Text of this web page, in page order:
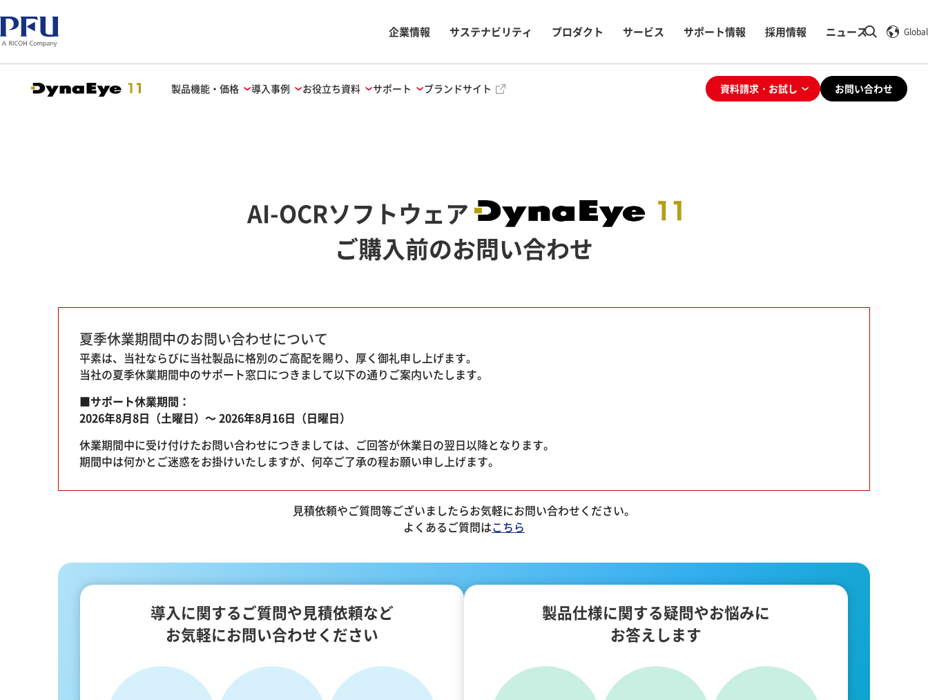
企業情報 サステナビリティ プロダクト サービス サポート情報 採用情報 ニュース Global
製品機能・価格 導入事例 お役立ち資料 サポート ブランドサイト 資料請求・お試し お問い合わせ
AI-OCRソフトウェア
ご購入前のお問い合わせ
夏季休業期間中のお問い合わせについて
平素は、当社ならびに当社製品に格別のご高配を賜り、厚く御礼申し上げます。
当社の夏季休業期間中のサポート窓口につきまして以下の通りご案内いたします。
■サポート休業期間：
2026年8月8日（土曜日）～ 2026年8月16日（日曜日）
休業期間中に受け付けたお問い合わせにつきましては、ご回答が休業日の翌日以降となります。
期間中は何かとご迷惑をお掛けいたしますが、何卒ご了承の程お願い申し上げます。
見積依頼やご質問等ございましたらお気軽にお問い合わせください。
よくあるご質問はこちら
導入に関するご質問や見積依頼など
お気軽にお問い合わせください
製品仕様に関する疑問やお悩みに
お答えします